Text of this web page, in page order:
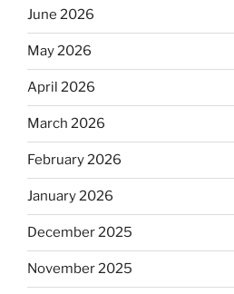
June 2026
May 2026
April 2026
March 2026
February 2026
January 2026
December 2025
November 2025